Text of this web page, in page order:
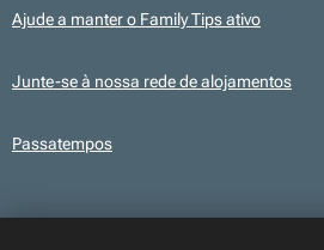
Ajude a manter o Family Tips ativo
Junte-se à nossa rede de alojamentos
Passatempos